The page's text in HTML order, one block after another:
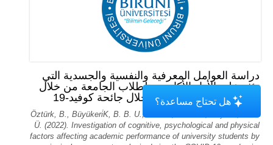
دراسة العوامل المعرفية والنفسية والجسدية التي
تؤثر على الأداء الأكاديمي لطلاب الجامعة من خلال
تحليل المكونات الرئيسية خلال جائحة كوفيد-19
Öztürk, B., Büyükeri̇K, B. B. U., Akarsu, R. B. U., & Çeli̇K, Y. B.
Ü. (2022). Investigation of cognitive, psychological and physical
factors affecting academic performance of university students by
هل تحتاج مساعدة؟